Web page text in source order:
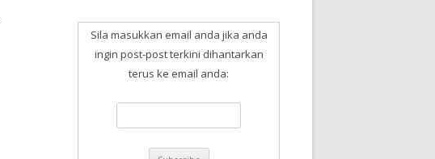
Sila masukkan email anda jika anda
ingin post-post terkini dihantarkan
terus ke email anda: